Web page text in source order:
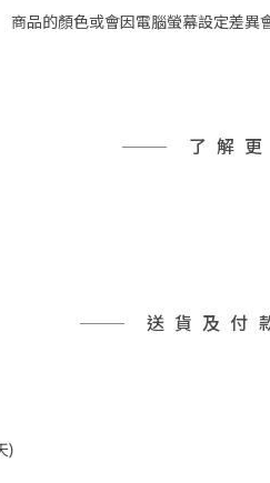
商品的顏色或會因電腦螢幕設定差異
了解更
送貨及付
)